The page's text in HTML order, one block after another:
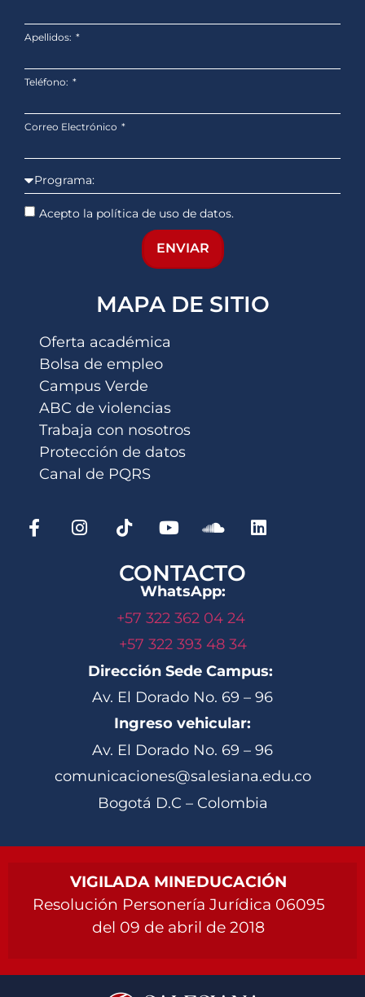
Apellidos:
Teléfono:
Correo Electrónico
Acepto la política de uso de datos.
ENVIAR
MAPA DE SITIO
Oferta académica
Bolsa de empleo
Campus Verde
ABC de violencias
Trabaja con nosotros
Protección de datos
Canal de PQRS
CONTACTO
WhatsApp:
+57 322 362 04 24
+57 322 393 48 34
Dirección Sede Campus:
Av. El Dorado No. 69 – 96
Ingreso vehicular:
Av. El Dorado No. 69 – 96
comunicaciones@salesiana.edu.co
Bogotá D.C – Colombia
VIGILADA MINEDUCACIÓN
Resolución Personería Jurídica 06095
del 09 de abril de 2018